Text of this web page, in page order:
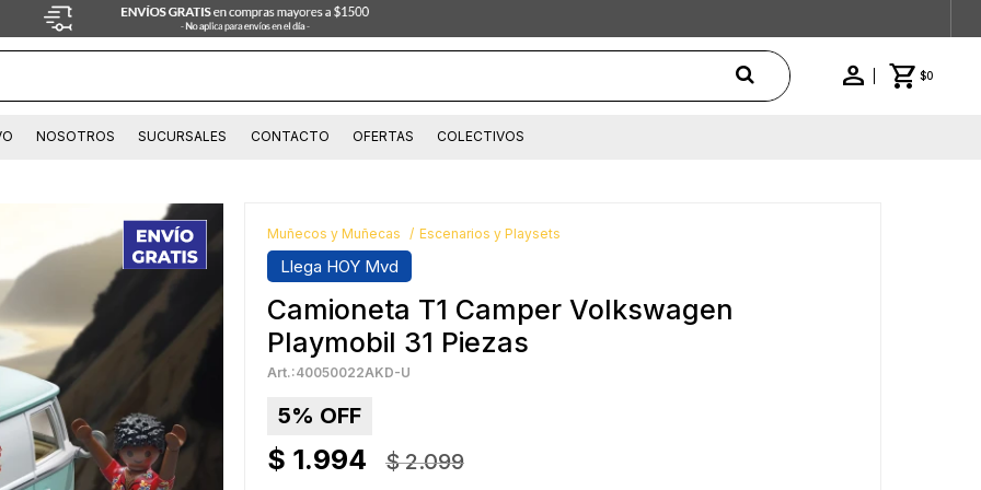
$0
NOSOTROS SUCURSALES CONTACTO OFERTAS COLECTIVOS
Muñecos y Muñecas Escenarios y Playsets
Llega HOY Mvd
Camioneta T1 Camper Volkswagen
Playmobil 31 Piezas
40050022AKD-U
5
$ 1.994 $ 2.099